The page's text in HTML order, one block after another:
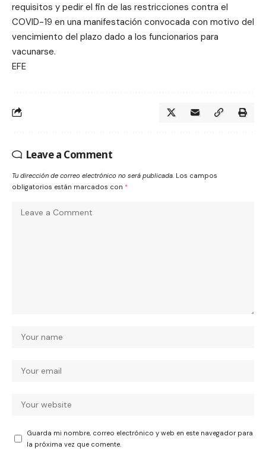
requisitos y pedir el fin de las restricciones contra el
COVID-19 en una manifestación convocada con motivo del
vencimiento del plazo dado a los funcionarios para
vacunarse.
EFE
Leave a Comment
Tu dirección de correo electrónico no será publicada. Los campos
obligatorios están marcados con *
Guarda mi nombre, correo electrónico y web en este navegador para
la próxima vez que comente.